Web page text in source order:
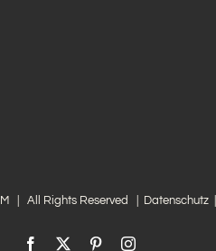
| All Rights Reserved | Datenschutz|
Facebook
X PinterestInstagram